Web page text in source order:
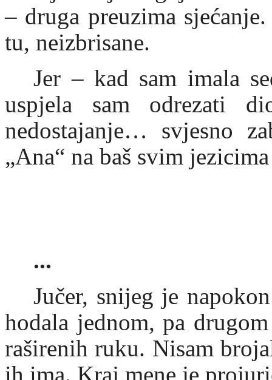
– druga preuzima
tu, neizbrisane.
Jer – kad sam imala
uspjela sam odrezati
nedostajanje… svjesno
„Ana“ na baš svim
...
Jučer, snijeg je
hodala jednom, pa
raširenih ruku. Nisam
ih ima. Kraj mene je